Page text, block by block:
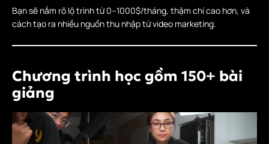
Bạn sẽ nắm rõ lộ trình từ 0–1000$/tháng, thậm chí cao hơn, và
cách tạo ra nhiều nguồn thu nhập từ video marketing.
Chương trình học gồm 150+ bài
giảng